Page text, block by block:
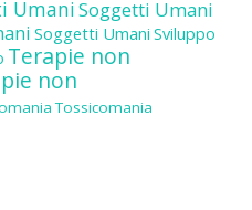
UmaniSoggetti Umani
Soggetti Umani Sviluppo
Terapie non
non
Tossicomania